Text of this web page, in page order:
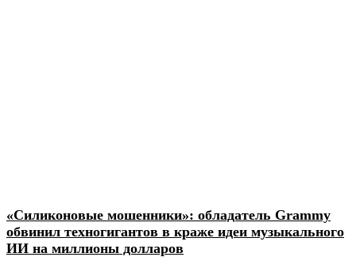
«Силиконовые мошенники»: обладатель Grammy
обвинил техногигантов в краже идеи музыкального
ИИ на миллионы долларов